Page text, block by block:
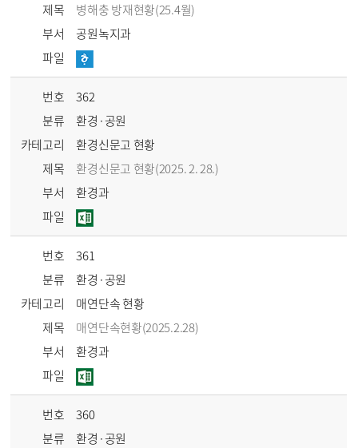
제목
병해충 방재현황(25.4월)
부서
공원녹지과
파일
번호
362
분류
환경·공원
카테고리
환경신문고 현황
제목
환경신문고 현황(2025. 2. 28.)
부서
환경과
파일
번호
361
분류
환경·공원
카테고리
매연단속 현황
제목
매연단속현황(2025.2.28)
부서
환경과
파일
번호
360
분류
환경·공원